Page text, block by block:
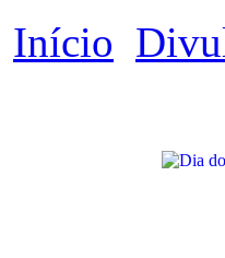
Início